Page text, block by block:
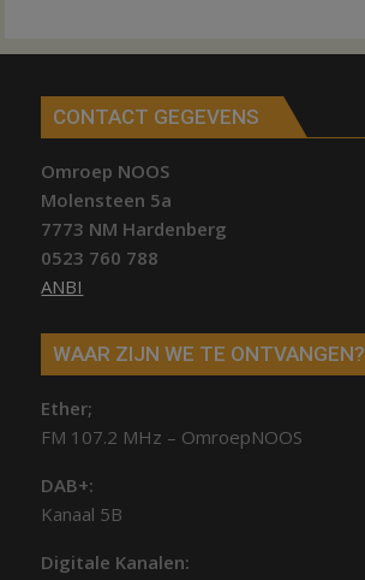
CONTACT GEGEVENS
Omroep NOOS
Molensteen 5a
7773 NM Hardenberg
0523 760 788
ANBI
WAAR ZIJN WE TE ONTVANGEN?
Ether;
FM 107.2 MHz – OmroepNOOS
DAB+:
Kanaal 5B
Digitale Kanalen: